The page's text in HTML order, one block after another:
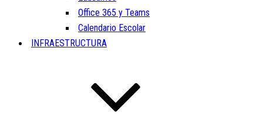
Office 365 y Teams
Calendario Escolar
INFRAESTRUCTURA